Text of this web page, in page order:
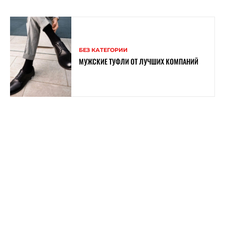
БЕЗ КАТЕГОРИИ
МУЖСКИЕ ТУФЛИ ОТ ЛУЧШИХ КОМПАНИЙ